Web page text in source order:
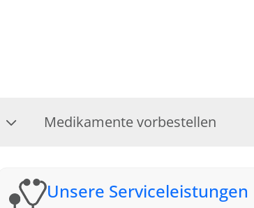
Medikamente vorbestellen
Unsere Serviceleistungen